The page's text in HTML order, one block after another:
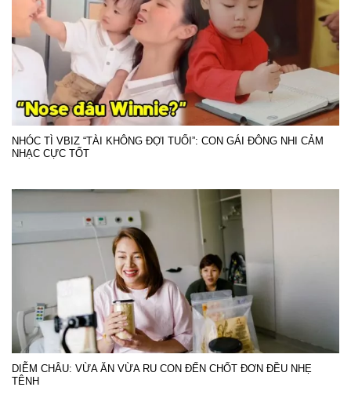
NHÓC TÌ VBIZ “TÀI KHÔNG ĐỢI TUỔI”: CON GÁI ĐÔNG NHI CẢM
NHẠC CỰC TỐT
DIỄM CHÂU: VỪA ĂN VỪA RU CON ĐẾN CHỐT ĐƠN ĐỀU NHẸ
TÊNH